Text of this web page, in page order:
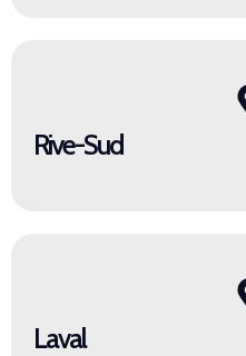
Rive-Sud
Laval